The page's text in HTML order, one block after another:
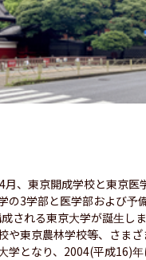
、東京開成学校と東京医
の3学部と医学部および予
される東京大学が誕生しま
や東京農林学校等、さま
学となり、2004(平成16)